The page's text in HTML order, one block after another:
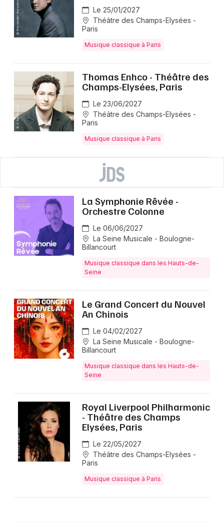
Le 25/01/2027
Théâtre des Champs-Elysées -
Paris
Musique classique à Paris
Thomas Enhco - Théâtre des
Champs-Elysées, Paris
Le 23/06/2027
Théâtre des Champs-Elysées -
Paris
Musique classique à Paris
La Symphonie Rêvée -
Orchestre Colonne
Le 06/06/2027
La Seine Musicale - Boulogne-
Billancourt
Musique classique dans les Hauts-de-
Seine
Le Grand Concert du Nouvel
An Chinois
Le 04/02/2027
La Seine Musicale - Boulogne-
Billancourt
Musique classique dans les Hauts-de-
Seine
Royal Liverpool Philharmonic
- Théâtre des Champs
Elysées, Paris
Le 22/05/2027
Théâtre des Champs-Elysées -
Paris
Musique classique à Paris